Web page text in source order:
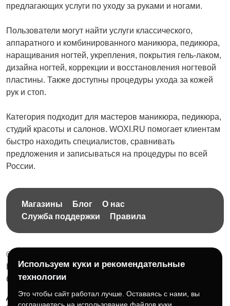
предлагающих услуги по уходу за руками и ногами.
Пользователи могут найти услуги классического,
аппаратного и комбинированного маникюра, педикюра,
наращивания ногтей, укрепления, покрытия гель-лаком,
дизайна ногтей, коррекции и восстановления ногтевой
пластины. Также доступны процедуры ухода за кожей
рук и стоп.
Категория подходит для мастеров маникюра, педикюра,
студий красоты и салонов. WOXI.RU помогает клиентам
быстро находить специалистов, сравнивать
предложения и записываться на процедуры по всей
России.
Магазины Блог
О нас
Служба поддержки
Правила
© 2026 Бесплатная доска объявлений без ограничений
НПД Краснорудская Анастасия Игоревна, ИНН:
614404606809
Документы и правила платформы
Для бизнеса
Используем куки и рекомендательные
технологии
Это чтобы сайт работал лучше. Оставаясь с нами, вы